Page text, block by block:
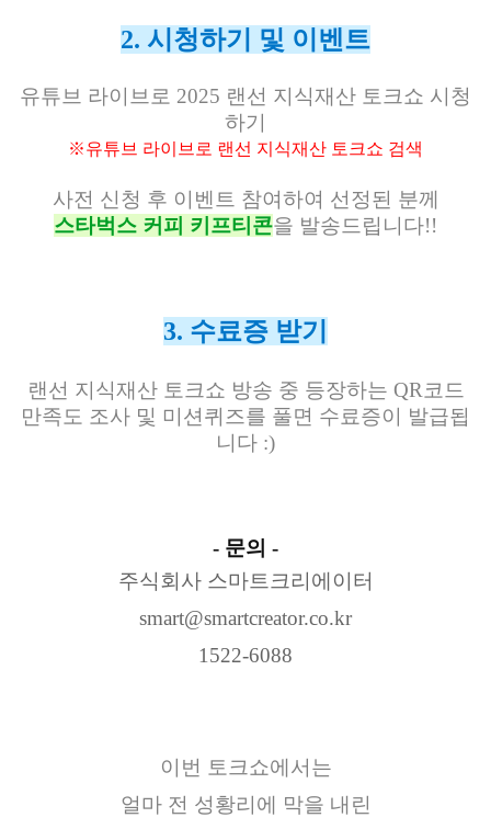
2. 시청하기 및 이벤트
유튜브 라이브로 2025 랜선 지식재산 토크쇼 시청
하기
※유튜브 라이브로 랜선 지식재산 토크쇼 검색
사전 신청 후 이벤트 참여하여 선정된 분께
스타벅스 커피 키프티콘을 발송드립니다!!
3. 수료증 받기
랜선 지식재산 토크쇼 방송 중 등장하는 QR코드
만족도 조사 및 미션퀴즈를 풀면 수료증이 발급됩
니다 :)
- 문의 -
주식회사 스마트크리에이터
smart@smartcreator.co.kr
1522-6088
이번 토크쇼에서는
얼마 전 성황리에 막을 내린